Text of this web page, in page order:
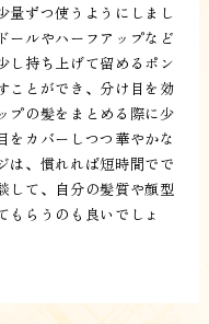
量ずつ使うようにしまし
ールやハーフアップなど
し持ち上げて留めるポン
ことができ、分け目を効
プの髪をまとめる際に少
をカバーしつつ華やかな
は、慣れれば短時間でで
して、自分の髪質や顔型
もらうのも良いでしょ